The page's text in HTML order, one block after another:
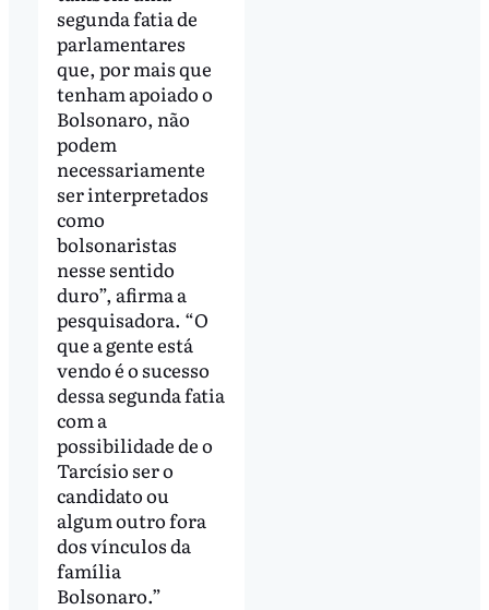
segunda fatia de
parlamentares
que, por mais que
tenham apoiado o
Bolsonaro, não
podem
necessariamente
ser interpretados
como
bolsonaristas
nesse sentido
duro”, afirma a
pesquisadora. “O
que a gente está
vendo é o sucesso
dessa segunda fatia
com a
possibilidade de o
Tarcísio ser o
candidato ou
algum outro fora
dos vínculos da
família
Bolsonaro.”